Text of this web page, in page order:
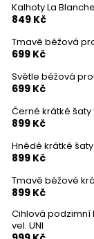
Kalhoty La
849 Kč
Tmavě béžová
699 Kč
Světle béžová
699 Kč
Černé krátké šaty
899 Kč
Hnědé krátké šaty
899 Kč
Tmavě béžové
899 Kč
Cihlová podzimní
vel. UNI